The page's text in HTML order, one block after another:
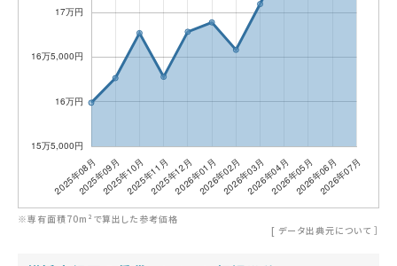
※専有面積70m²で算出した参考価格
[ データ出典元について ］